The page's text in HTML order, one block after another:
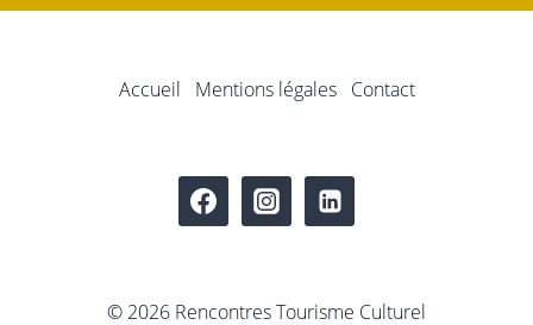
Accueil Mentions légales Contact
© 2026 Rencontres Tourisme Culturel